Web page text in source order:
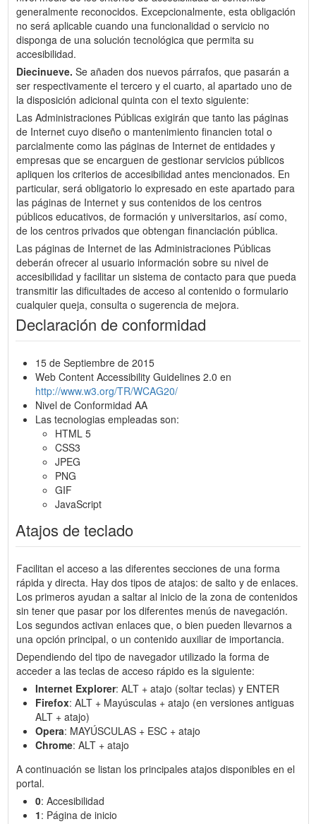
generalmente reconocidos. Excepcionalmente, esta obligación
no será aplicable cuando una funcionalidad o servicio no
disponga de una solución tecnológica que permita su
accesibilidad.
Diecinueve. Se añaden dos nuevos párrafos, que pasarán a
ser respectivamente el tercero y el cuarto, al apartado uno de
la disposición adicional quinta con el texto siguiente:
Las Administraciones Públicas exigirán que tanto las páginas
de Internet cuyo diseño o mantenimiento financien total o
parcialmente como las páginas de Internet de entidades y
empresas que se encarguen de gestionar servicios públicos
apliquen los criterios de accesibilidad antes mencionados. En
particular, será obligatorio lo expresado en este apartado para
las páginas de Internet y sus contenidos de los centros
públicos educativos, de formación y universitarios, así como,
de los centros privados que obtengan financiación pública.
Las páginas de Internet de las Administraciones Públicas
deberán ofrecer al usuario información sobre su nivel de
accesibilidad y facilitar un sistema de contacto para que pueda
transmitir las dificultades de acceso al contenido o formulario
cualquier queja, consulta o sugerencia de mejora.
Declaración de conformidad
15 de Septiembre de 2015
Web Content Accessibility Guidelines 2.0 en
http://www.w3.org/TR/WCAG20/
Nivel de Conformidad AA
Las tecnologias empleadas son:
HTML 5
CSS3
JPEG
PNG
GIF
JavaScript
Atajos de teclado
Facilitan el acceso a las diferentes secciones de una forma
rápida y directa. Hay dos tipos de atajos: de salto y de enlaces.
Los primeros ayudan a saltar al inicio de la zona de contenidos
sin tener que pasar por los diferentes menús de navegación.
Los segundos activan enlaces que, o bien pueden llevarnos a
una opción principal, o un contenido auxiliar de importancia.
Dependiendo del tipo de navegador utilizado la forma de
acceder a las teclas de acceso rápido es la siguiente:
Internet Explorer: ALT + atajo (soltar teclas) y ENTER
Firefox: ALT + Mayúsculas + atajo (en versiones antiguas
ALT + atajo)
Opera: MAYÚSCULAS + ESC + atajo
Chrome: ALT + atajo
A continuación se listan los principales atajos disponibles en el
portal.
0: Accesibilidad
1: Página de inicio